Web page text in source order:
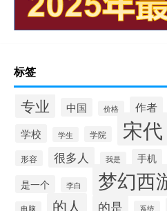
标签
专业 中国 价格 作者
学校 学生 学院 宋代
形容 很多人 我是 手机
是一个
李白 梦幻西
电脑 的人 的是 系统